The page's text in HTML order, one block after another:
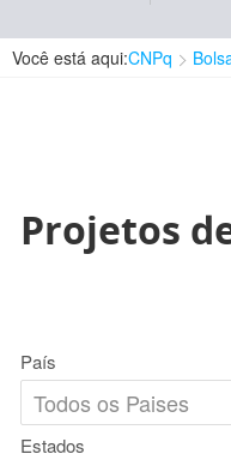
Você está aqui:CNPq
Projetos
País
Estados